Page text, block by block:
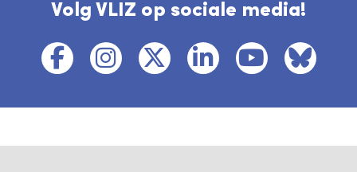
Volg VLIZ op sociale media!